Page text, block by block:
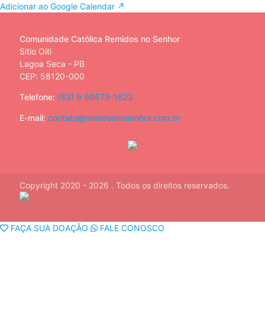
Adicionar ao Google Calendar ↗
Comunidade Católica Remidos no Senhor
Sitio Oiti
Lagoa Seca - PB
CEP: 58120-000
Telefone: (83) 9 99679-1623
E-mail: contato@remidosnosenhor.com.br
Copyright 2020 - 2026 . Todos os direitos reservados.
FAÇA SUA DOAÇÃO FALE CONOSCO